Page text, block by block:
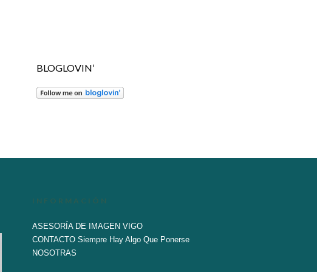
BLOGLOVIN’
INFORMACIÓN
ASESORÍA DE IMAGEN VIGO
CONTACTO Siempre Hay Algo Que Ponerse
NOSOTRAS